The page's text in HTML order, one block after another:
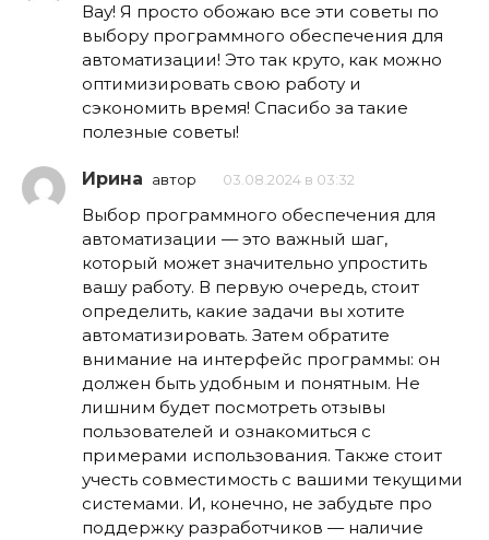
Вау! Я просто обожаю все эти советы по
выбору программного обеспечения для
автоматизации! Это так круто, как можно
оптимизировать свою работу и
сэкономить время! Спасибо за такие
полезные советы!
Ирина автор 03.08.2024 в 03:32
Выбор программного обеспечения для
автоматизации — это важный шаг,
который может значительно упростить
вашу работу. В первую очередь, стоит
определить, какие задачи вы хотите
автоматизировать. Затем обратите
внимание на интерфейс программы: он
должен быть удобным и понятным. Не
лишним будет посмотреть отзывы
пользователей и ознакомиться с
примерами использования. Также стоит
учесть совместимость с вашими текущими
системами. И, конечно, не забудьте про
поддержку разработчиков — наличие